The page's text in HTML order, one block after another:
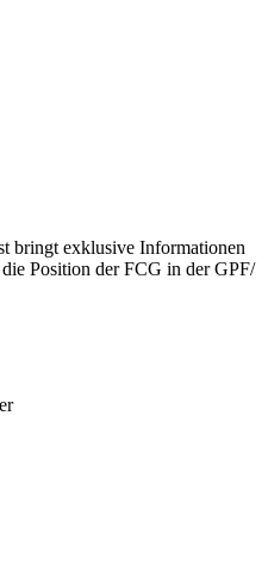
bringt exklusive Informationen
Position der FCG in der GPF/